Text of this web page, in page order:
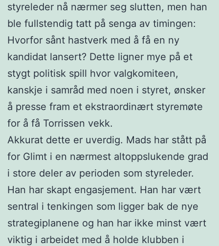
styreleder nå nærmer seg slutten, men han
ble fullstendig tatt på senga av timingen:
Hvorfor sånt hastverk med å få en ny
kandidat lansert? Dette ligner mye på et
stygt politisk spill hvor valgkomiteen,
kanskje i samråd med noen i styret, ønsker
å presse fram et ekstraordinært styremøte
for å få Torrissen vekk.
Akkurat dette er uverdig. Mads har stått på
for Glimt i en nærmest altoppslukende grad
i store deler av perioden som styreleder.
Han har skapt engasjement. Han har vært
sentral i tenkingen som ligger bak de nye
strategiplanene og han har ikke minst vært
viktig i arbeidet med å holde klubben i